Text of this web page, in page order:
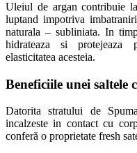
Uleiul de argan contribuie
luptand impotriva
naturala – subliniata. In
hidrateaza si protejeaza
elasticitatea acesteia.
Beneficiile unei saltele
Datorita stratului de
incalzeste in contact cu
conferă o proprietate fresh